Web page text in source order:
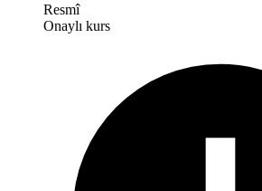
Resmî
Onaylı kurs